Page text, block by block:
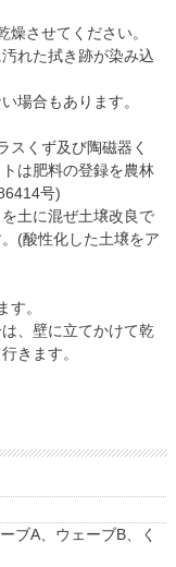
させてください。
れた拭き跡が染み込
場合もあります。
スくず及び陶磁器く
は肥料の登録を農林
号)
土に混ぜ土壌改良で
(酸性化した土壌をア
。
、壁に立てかけて乾
きます。
ブA、ウェーブB、く